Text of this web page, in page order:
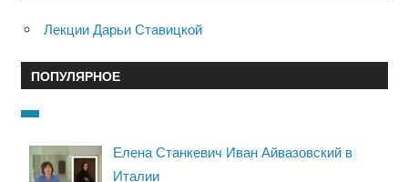
Лекции Дарьи Ставицкой
ПОПУЛЯРНОЕ
Елена Станкевич Иван Айвазовский в
Италии